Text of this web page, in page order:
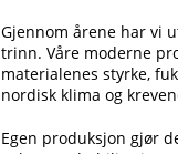
Gjennom årene har vi
trinn. Våre moderne
materialenes styrke,
nordisk klima og
Egen produksjon gjør